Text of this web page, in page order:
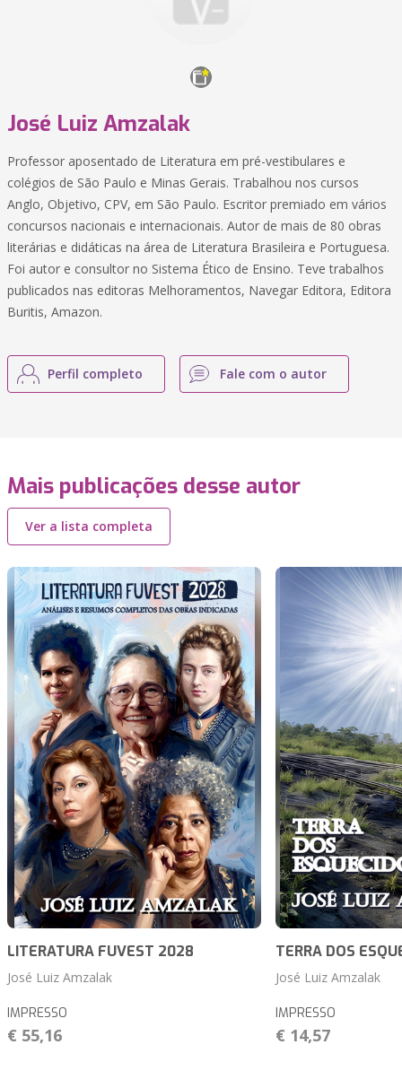
José Luiz Amzalak
Professor aposentado de Literatura em pré-vestibulares e
colégios de São Paulo e Minas Gerais. Trabalhou nos cursos
Anglo, Objetivo, CPV, em São Paulo. Escritor premiado em vários
concursos nacionais e internacionais. Autor de mais de 80 obras
literárias e didáticas na área de Literatura Brasileira e Portuguesa.
Foi autor e consultor no Sistema Ético de Ensino. Teve trabalhos
publicados nas editoras Melhoramentos, Navegar Editora, Editora
Buritis, Amazon.
Perfil completo Fale com o autor
Mais publicações desse autor
Ver a lista completa
LITERATURA FUVEST 2028
José Luiz Amzalak
IMPRESSO
€ 55,16
TERRA DOS
José Luiz Amzalak
IMPRESSO
€ 14,57